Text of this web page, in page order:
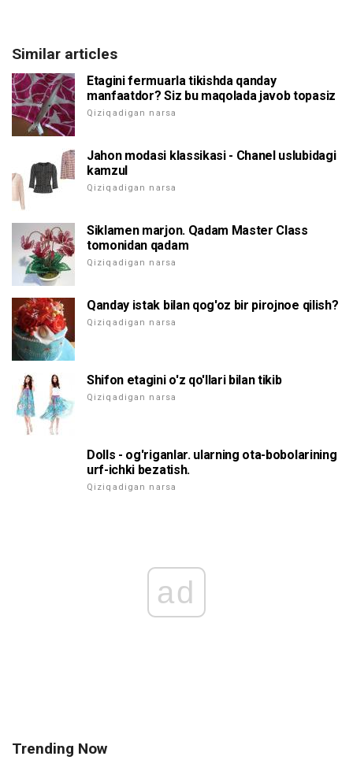
Similar articles
Etagini fermuarla tikishda qanday
manfaatdor? Siz bu maqolada javob topasiz
Qiziqadigan narsa
Jahon modasi klassikasi - Chanel uslubidagi
kamzul
Qiziqadigan narsa
Siklamen marjon. Qadam Master Class
tomonidan qadam
Qiziqadigan narsa
Qanday istak bilan qog'oz bir pirojnoe qilish?
Qiziqadigan narsa
Shifon etagini o'z qo'llari bilan tikib
Qiziqadigan narsa
Dolls - og'riganlar. ularning ota-bobolarining
urf-ichki bezatish.
Qiziqadigan narsa
ad
Trending Now